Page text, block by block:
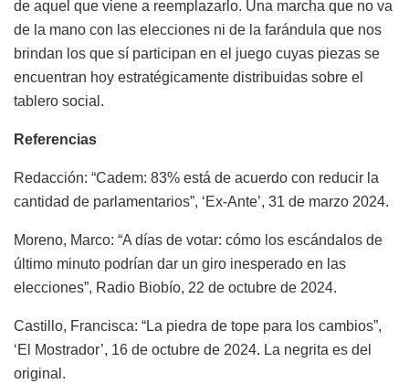
de aquel que viene a reemplazarlo. Una marcha que no va
de la mano con las elecciones ni de la farándula que nos
brindan los que sí participan en el juego cuyas piezas se
encuentran hoy estratégicamente distribuidas sobre el
tablero social.
Referencias
Redacción: “Cadem: 83% está de acuerdo con reducir la
cantidad de parlamentarios”, ‘Ex-Ante’, 31 de marzo 2024.
Moreno, Marco: “A días de votar: cómo los escándalos de
último minuto podrían dar un giro inesperado en las
elecciones”, Radio Biobío, 22 de octubre de 2024.
Castillo, Francisca: “La piedra de tope para los cambios”,
‘El Mostrador’, 16 de octubre de 2024. La negrita es del
original.